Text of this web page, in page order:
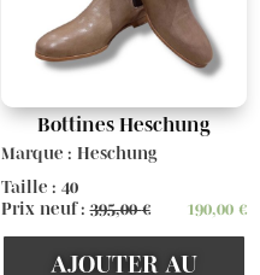
Bottines Heschung
Marque : Heschung
Taille : 40
Prix neuf :395,00€ 190,00 €
AJOUTER AU